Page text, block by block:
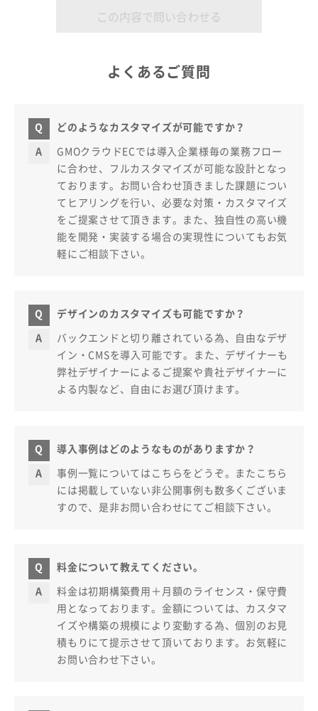
よくあるご質問
どのようなカスタマイズが可能ですか？
GMOクラウドECでは導入企業様毎の業務フロー
に合わせ、フルカスタマイズが可能な設計となっ
ております。お問い合わせ頂きました課題につい
てヒアリングを行い、必要な対策・カスタマイズ
をご提案させて頂きます。また、独自性の高い機
能を開発・実装する場合の実現性についてもお気
軽にご相談下さい。
デザインのカスタマイズも可能ですか？
バックエンドと切り離されている為、自由なデザ
イン・CMSを導入可能です。また、デザイナーも
弊社デザイナーによるご提案や貴社デザイナーに
よる内製など、自由にお選び頂けます。
導入事例はどのようなものがありますか？
事例一覧についてはこちらをどうぞ。またこちら
には掲載していない非公開事例も数多くございま
すので、是非お問い合わせにてご相談下さい。
料金について教えてください。
料金は初期構築費用＋月額のライセンス・保守費
用となっております。金額については、カスタマ
イズや構築の規模により変動する為、個別のお見
積もりにて提示させて頂いております。お気軽に
お問い合わせ下さい。